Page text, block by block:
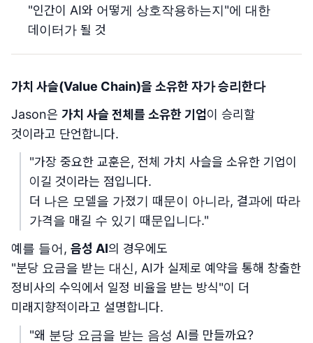
"인간이 AI와 어떻게 상호작용하는지"에 대한
데이터가 될 것
가치 사슬(Value Chain)을 소유한 자가 승리한다
Jason은 가치 사슬 전체를 소유한 기업이 승리할
것이라고 단언합니다.
"가장 중요한 교훈은, 전체 가치 사슬을 소유한 기업이
이길 것이라는 점입니다.
더 나은 모델을 가졌기 때문이 아니라, 결과에 따라
가격을 매길 수 있기 때문입니다."
예를 들어, 음성 AI의 경우에도
"분당 요금을 받는 대신, AI가 실제로 예약을 통해 창출한
정비사의 수익에서 일정 비율을 받는 방식"이 더
미래지향적이라고 설명합니다.
"왜 분당 요금을 받는 음성 AI를 만들까요?